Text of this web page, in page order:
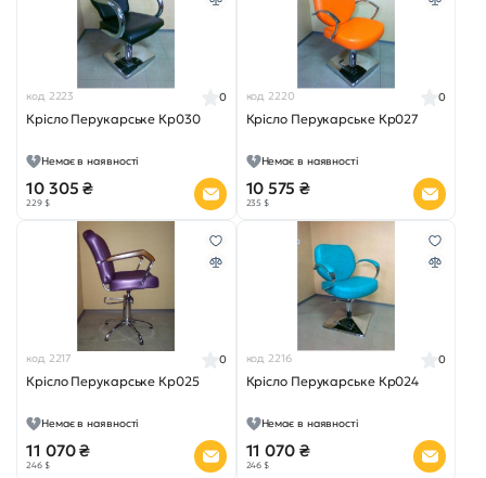
код 2223
Крісло Перукарське Кр030
0
Немає в наявності
10 305 ₴
229 $
код 2220
Крісло Перукарське Кр027
0
Немає в наявності
10 575 ₴
235 $
код 2217
Крісло Перукарське Кр025
0
Немає в наявності
11 070 ₴
246 $
код 2216
Крісло Перукарське Кр024
0
Немає в наявності
11 070 ₴
246 $